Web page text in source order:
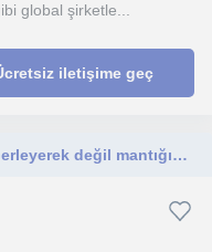
global şirketle...
iletişime geç
Ortaokul ve lise öğrencileri için ezberleyerek değil mantığını anlayarak fizik